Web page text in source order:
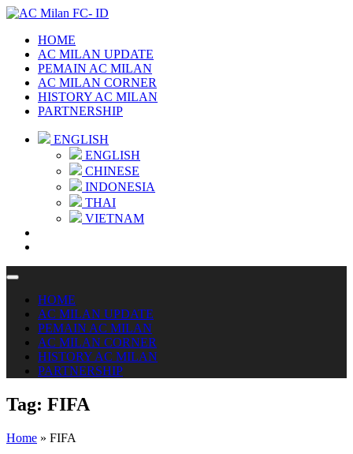
HOME
AC MILAN UPDATE
PEMAIN AC MILAN
AC MILAN CORNER
HISTORY AC MILAN
PARTNERSHIP
ENGLISH
ENGLISH
CHINESE
INDONESIA
THAI
VIETNAM
HOME
AC MILAN UPDATE
PEMAIN AC MILAN
AC MILAN CORNER
HISTORY AC MILAN
PARTNERSHIP
Tag: FIFA
Home » FIFA